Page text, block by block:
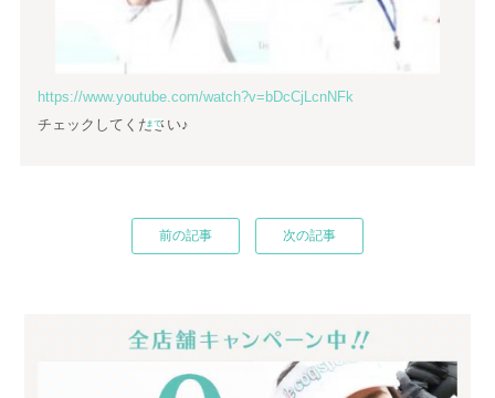
https://www.youtube.com/watch?v=bDcCjLcnNFk
チェックしてください♪
前の記事 次の記事
まで